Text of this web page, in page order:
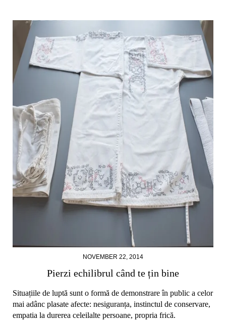
NOVEMBER 22, 2014
Pierzi echilibrul când te țin bine
Situațiile de luptă sunt o formă de demonstrare în public a celor
mai adânc plasate afecte: nesiguranța, instinctul de conservare,
empatia la durerea celeilalte persoane, propria frică.